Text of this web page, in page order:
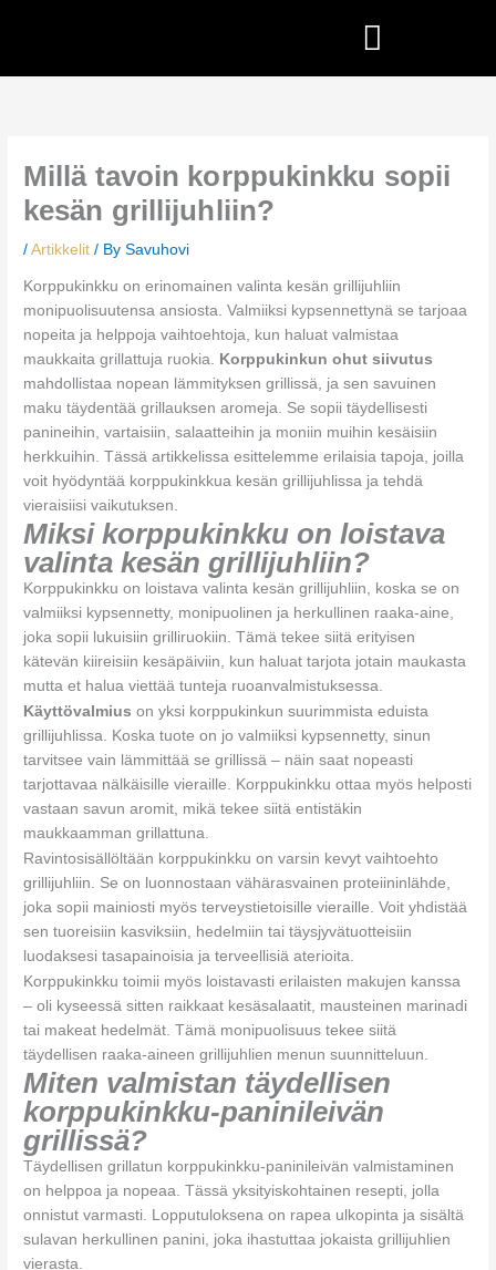
Millä tavoin korppukinkku sopii
kesän grillijuhliin?
/Artikkelit / BySavuhovi
Korppukinkku on erinomainen valinta kesän grillijuhliin
monipuolisuutensa ansiosta. Valmiiksi kypsennettynä se tarjoaa
nopeita ja helppoja vaihtoehtoja, kun haluat valmistaa
maukkaita grillattuja ruokia. Korppukinkun ohut siivutus
mahdollistaa nopean lämmityksen grillissä, ja sen savuinen
maku täydentää grillauksen aromeja. Se sopii täydellisesti
panineihin, vartaisiin, salaatteihin ja moniin muihin kesäisiin
herkkuihin. Tässä artikkelissa esittelemme erilaisia tapoja, joilla
voit hyödyntää korppukinkkua kesän grillijuhlissa ja tehdä
vieraisiisi vaikutuksen.
Miksi korppukinkku on loistava
valinta kesän grillijuhliin?
Korppukinkku on loistava valinta kesän grillijuhliin, koska se on
valmiiksi kypsennetty, monipuolinen ja herkullinen raaka-aine,
joka sopii lukuisiin grilliruokiin. Tämä tekee siitä erityisen
kätevän kiireisiin kesäpäiviin, kun haluat tarjota jotain maukasta
mutta et halua viettää tunteja ruoanvalmistuksessa.
Käyttövalmius on yksi korppukinkun suurimmista eduista
grillijuhlissa. Koska tuote on jo valmiiksi kypsennetty, sinun
tarvitsee vain lämmittää se grillissä – näin saat nopeasti
tarjottavaa nälkäisille vieraille. Korppukinkku ottaa myös helposti
vastaan savun aromit, mikä tekee siitä entistäkin
maukkaamman grillattuna.
Ravintosisällöltään korppukinkku on varsin kevyt vaihtoehto
grillijuhliin. Se on luonnostaan vähärasvainen proteiininlähde,
joka sopii mainiosti myös terveystietoisille vieraille. Voit yhdistää
sen tuoreisiin kasviksiin, hedelmiin tai täysjyvätuotteisiin
luodaksesi tasapainoisia ja terveellisiä aterioita.
Korppukinkku toimii myös loistavasti erilaisten makujen kanssa
– oli kyseessä sitten raikkaat kesäsalaatit, mausteinen marinadi
tai makeat hedelmät. Tämä monipuolisuus tekee siitä
täydellisen raaka-aineen grillijuhlien menun suunnitteluun.
Miten valmistan täydellisen
korppukinkku-paninileivän
grillissä?
Täydellisen grillatun korppukinkku-paninileivän valmistaminen
on helppoa ja nopeaa. Tässä yksityiskohtainen resepti, jolla
onnistut varmasti. Lopputuloksena on rapea ulkopinta ja sisältä
sulavan herkullinen panini, joka ihastuttaa jokaista grillijuhlien
vierasta.